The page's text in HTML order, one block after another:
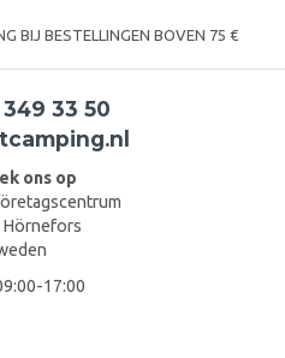
BIJ BESTELLINGEN BOVEN 75 €
33 50
ons op
Hörnefors
17:00